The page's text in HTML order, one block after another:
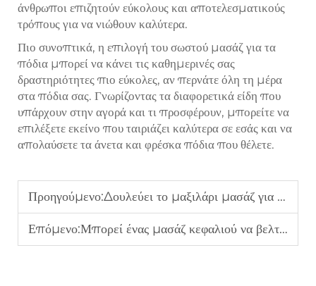
άνθρωποι επιζητούν εύκολους και αποτελεσματικούς
τρόπους για να νιώθουν καλύτερα.
Πιο συνοπτικά, η επιλογή του σωστού μασάζ για τα
πόδια μπορεί να κάνει τις καθημερινές σας
δραστηριότητες πιο εύκολες, αν περνάτε όλη τη μέρα
στα πόδια σας. Γνωρίζοντας τα διαφορετικά είδη που
υπάρχουν στην αγορά και τι προσφέρουν, μπορείτε να
επιλέξετε εκείνο που ταιριάζει καλύτερα σε εσάς και να
απολαύσετε τα άνετα και φρέσκα πόδια που θέλετε.
Προηγούμενο:Δουλεύει το μαξιλάρι μασάζ για τους πόνους στη μέση;
Επόμενο:Μπορεί ένας μασάζ κεφαλιού να βελτιώσει αποτελεσματικά την ποιότητα του ύπνου;